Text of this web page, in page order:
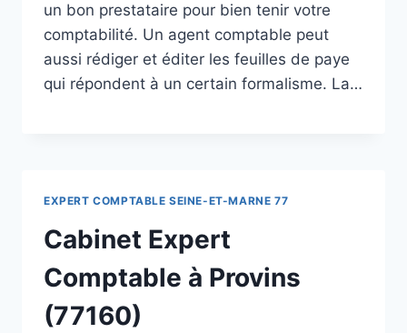
un bon prestataire pour bien tenir votre
comptabilité. Un agent comptable peut
aussi rédiger et éditer les feuilles de paye
qui répondent à un certain formalisme. La…
EXPERT COMPTABLE SEINE-ET-MARNE 77
Cabinet Expert
Comptable à Provins
(77160)